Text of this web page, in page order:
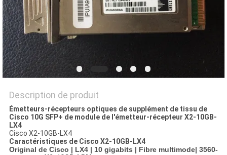
SITEMAP
POLITIQUE
DE
CONFIDENTIALITÉ
Description de produit
Émetteurs-récepteurs optiques de supplément de tissu de
Cisco 10G SFP+ de module de l'émetteur-récepteur X2-10GB-
LX4
Cisco X2-10GB-LX4
Caractéristiques de Cisco X2-10GB-LX4
Original de Cisco | LX4 | 10 gigabits | Fibre multimode| 3560-